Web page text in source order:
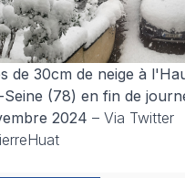
de 30cm de neige à
(78) en fin de
2024 – Via Twitter